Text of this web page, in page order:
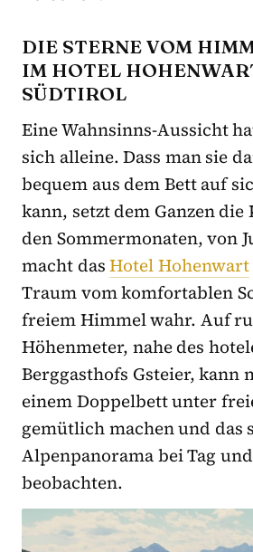
DIE STERNE VOM
IM HOTEL
SÜDTIROL
Eine Wahnsinns-Aussicht
sich alleine. Dass man sie
bequem aus dem Bett auf
kann, setzt dem Ganzen
den Sommermonaten, von
macht dasHotel Hohenwart
Traum vom komfortablen
freiem Himmel wahr. Auf
Höhenmeter, nahe des
Berggasthofs Gsteier, kann
einem Doppelbett unter
gemütlich machen und das
Alpenpanorama bei Tag
beobachten.